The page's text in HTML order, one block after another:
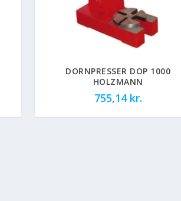
DORNPRESSER DOP 1000
HOLZMANN
755,14 kr.